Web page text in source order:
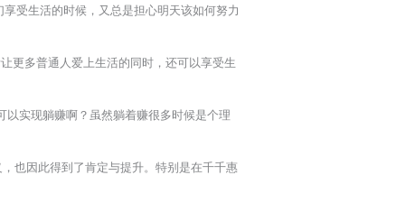
受生活的时候，又总是担心明天该如何努力
更多普通人爱上生活的同时，还可以享受生
实现躺赚啊？虽然躺着赚很多时候是个理
也因此得到了肯定与提升。特别是在千千惠